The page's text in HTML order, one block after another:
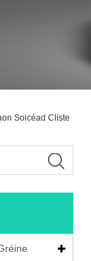
Soicéad Cliste